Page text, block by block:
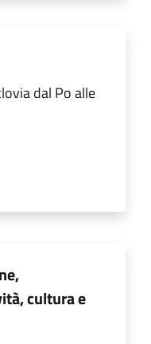
dal Po alle
cultura e